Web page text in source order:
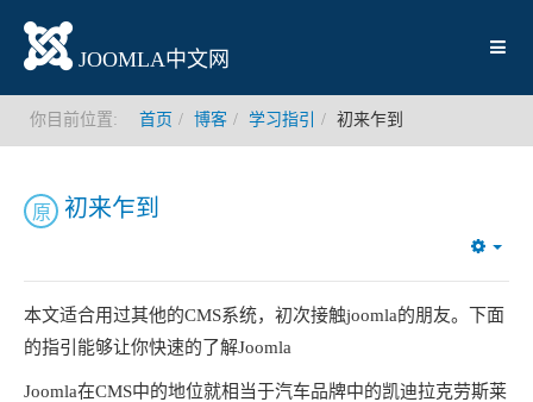
JOOMLA中文网
你目前位置: 首页 博客 学习指引 初来乍到
初来乍到
原
本文适合用过其他的CMS系统，初次接触joomla的朋友。下面
的指引能够让你快速的了解Joomla
Joomla在CMS中的地位就相当于汽车品牌中的凯迪拉克劳斯莱